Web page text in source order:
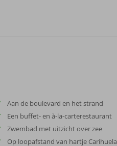
Aan de boulevard en het strand
Een buffet- en à-la-carterestaurant
Zwembad met uitzicht over zee
Op loopafstand van hartje Carihuela